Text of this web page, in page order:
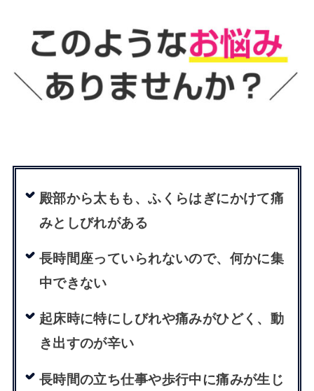
殿部から太もも、ふくらはぎにかけて痛
みとしびれがある
長時間座っていられないので、何かに集
中できない
起床時に特にしびれや痛みがひどく、動
き出すのが辛い
長時間の立ち仕事や歩行中に痛みが生じ